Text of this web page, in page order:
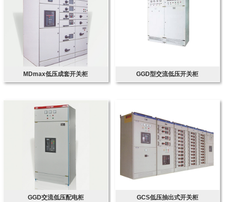
MDmax低压成套开关柜 GGD型交流低压开关柜
GGD交流低压配电柜 GCS低压抽出式开关柜